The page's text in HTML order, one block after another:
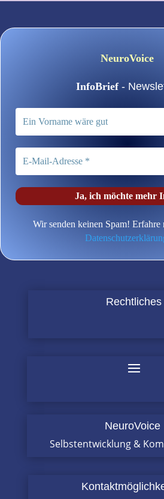
NeuroVoice
InfoBrief-
Wir senden keinen Spam! Erfahre
Rechtliches
NeuroVoice
Selbstentwicklung &